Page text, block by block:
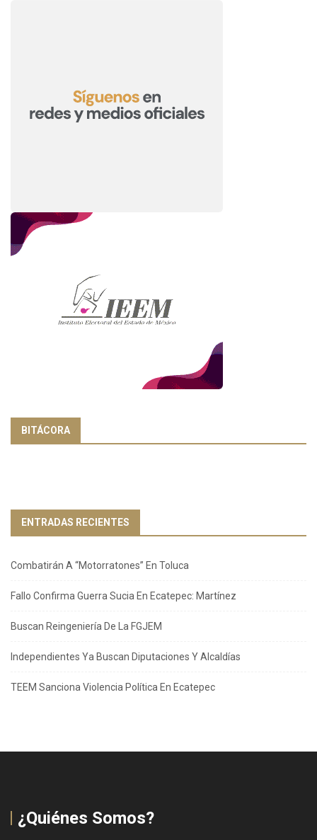
BITÁCORA
ENTRADAS RECIENTES
Combatirán A “Motorratones” En Toluca
Fallo Confirma Guerra Sucia En Ecatepec: Martínez
Buscan Reingeniería De La FGJEM
Independientes Ya Buscan Diputaciones Y Alcaldías
TEEM Sanciona Violencia Política En Ecatepec
¿Quiénes Somos?